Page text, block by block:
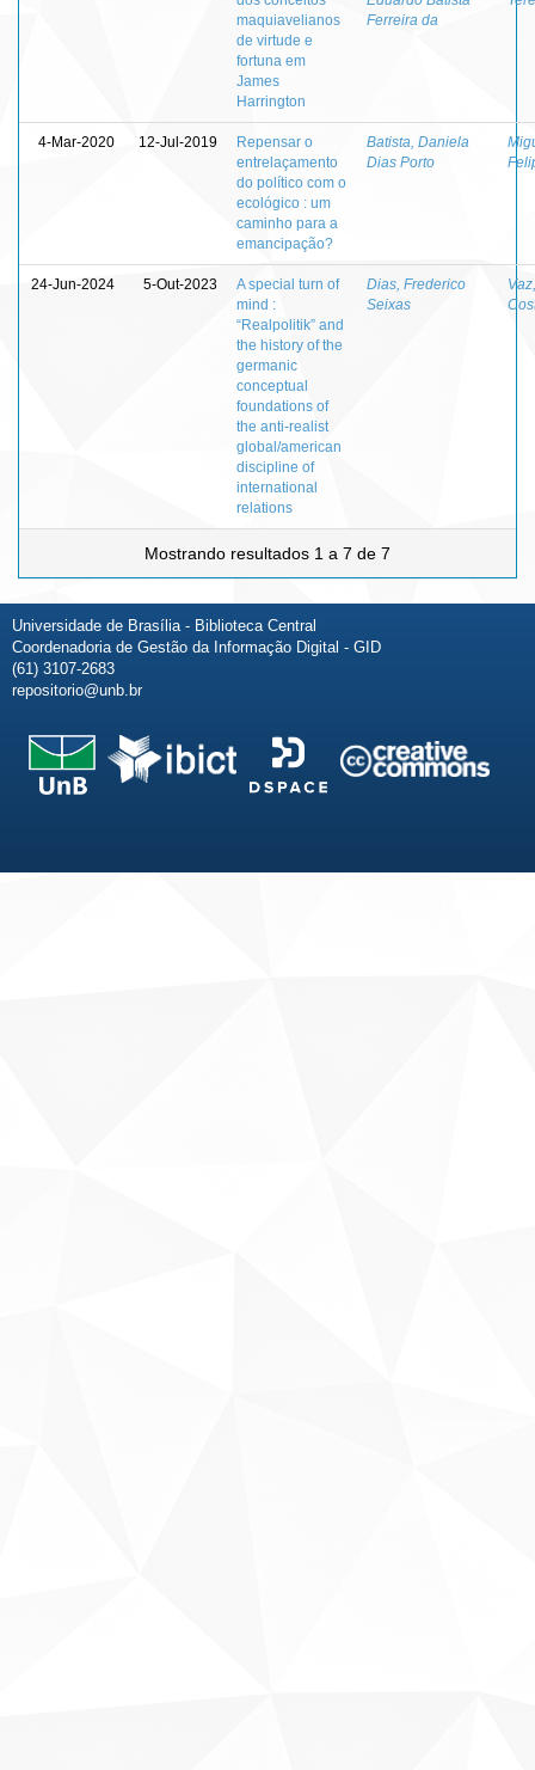
maquiavelianos
de virtude e
fortuna em
James
Harrington
Ferreira da
4-Mar-2020 12-Jul-2019
Repensar o
entrelaçamento
do político com o
ecológico : um
caminho para a
emancipação?
Batista, Daniela
Dias Porto
24-Jun-2024 5-Out-2023
A special turn of
mind :
“Realpolitik” and
the history of the
germanic
conceptual
foundations of
the anti-realist
global/american
discipline of
international
relations
Dias, Frederico
Seixas
Mostrando resultados 1 a 7 de 7
Universidade de Brasília - Biblioteca Central
Coordenadoria de Gestão da Informação Digital - GID
(61) 3107-2683
repositorio@unb.br